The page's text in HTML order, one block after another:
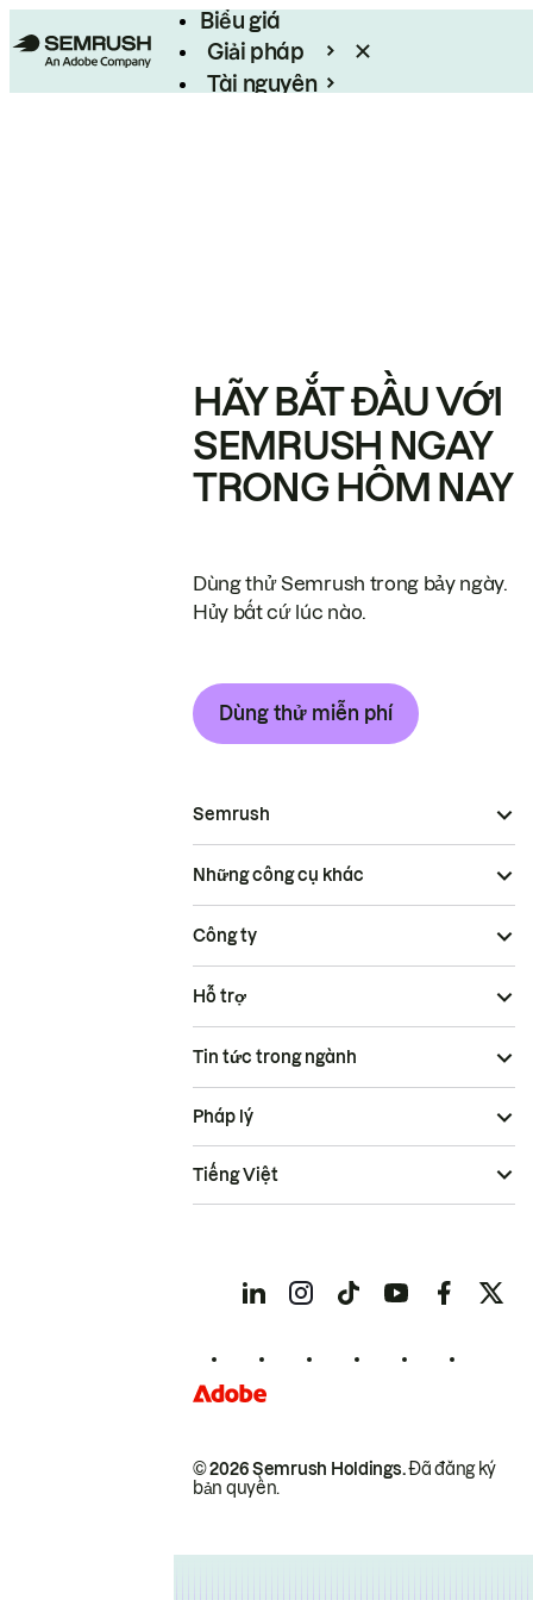
Biểu giá
Giải pháp
Tài nguyên
HÃY BẮT ĐẦU VỚI
SEMRUSH NGAY
TRONG HÔM NAY
Dùng thử Semrush trong bảy ngày.
Hủy bất cứ lúc nào.
Dùng thử miễn phí
Semrush
Những công cụ khác
Công ty
Hỗ trợ
Tin tức trong ngành
© 2026 Semrush Holdings.Đã đăng ký
bản quyền.
Pháp lý
Tiếng Việt